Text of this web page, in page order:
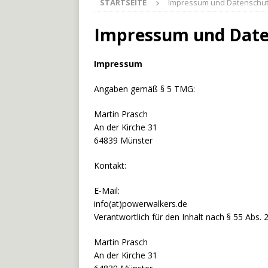
[ 27. Mai 2026 ] Der
[ 3. Mai 2026 ]
Der
STARTSEITE Impressum und
Impressum und
Impressum
Angaben gemäß § 5 TMG:
Martin Prasch
An der Kirche 31
64839 Münster
Kontakt:
E-Mail:
info(at)powerwalkers.de
Verantwortlich für den Inhalt nach § 55 Abs. 2
Martin Prasch
An der Kirche 31